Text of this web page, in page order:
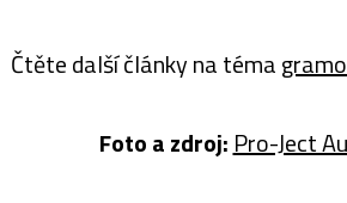
Čtěte další články na téma
Foto a zdroj: Pro-Ject